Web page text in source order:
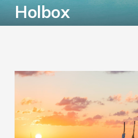
Holbox